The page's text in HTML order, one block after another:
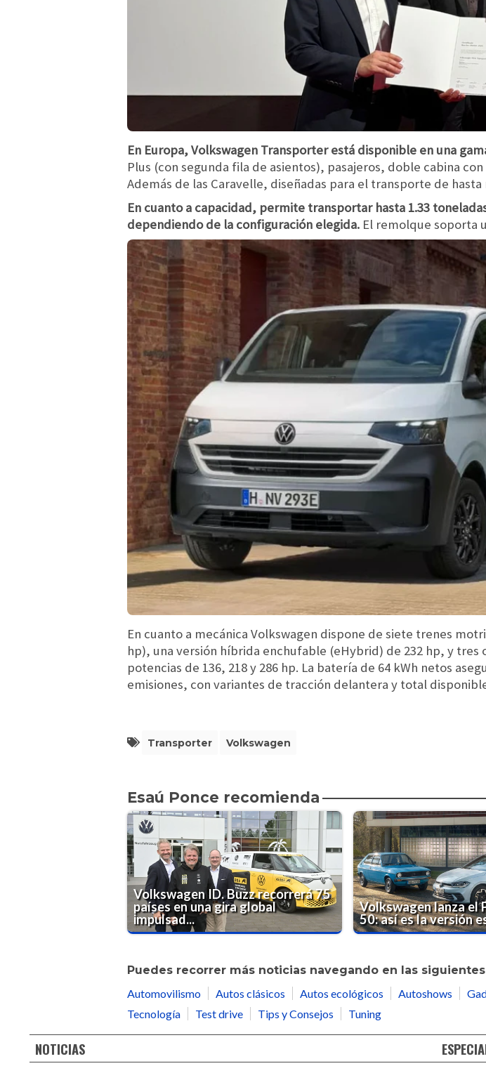
En Europa, Volkswagen Transporter está disponible en una
Plus (con segunda fila de asientos), pasajeros, doble cabina
Además de las Caravelle, diseñadas para el transporte de hasta
En cuanto a capacidad, permite transportar hasta 1.33
dependiendo de la configuración elegida. El remolque soporta
En cuanto a mecánica Volkswagen dispone de siete trenes
hp), una versión híbrida enchufable (eHybrid) de 232 hp, y
potencias de 136, 218 y 286 hp. La batería de 64 kWh netos
emisiones, con variantes de tracción delantera y total
Transporter Volkswagen
Esaú Ponce recomienda
Volkswagen ID. Buzz recorrerá 75
países en una gira global
impulsad...
Volkswagen lanza el
50: así es la versión
Puedes recorrer más noticias navegando en las
Automovilismo
Autos clásicos Autos ecológicos Autoshows
Tecnología
Test drive Tips y Consejos Tuning
NOTICIAS